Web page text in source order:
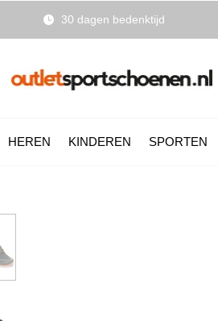
HEREN KINDEREN SPORTEN
30 dagen bedenktijd